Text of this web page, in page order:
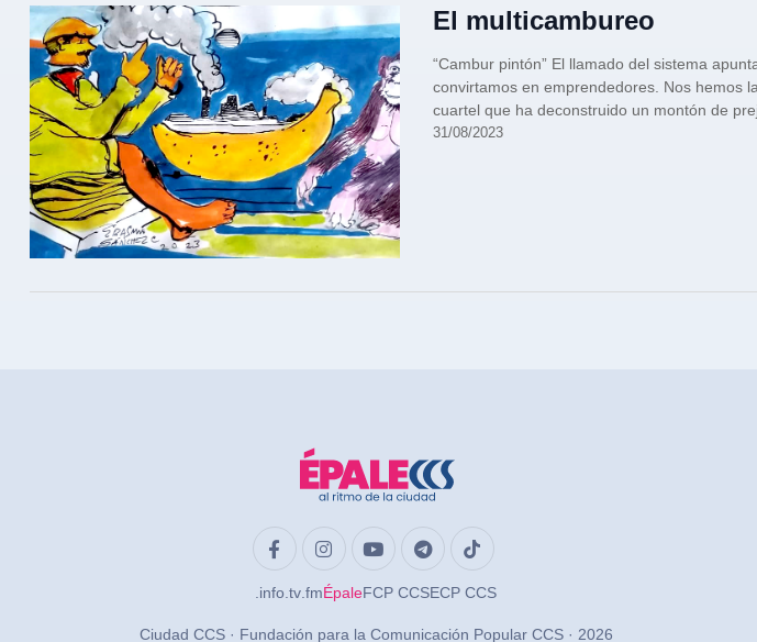
El multicambureo
“Cambur pintón” El llamado del sistema
convirtamos en emprendedores. Nos hemos
cuartel que ha deconstruido un montón de
31/08/2023
.info.tv.fmÉpaleFCP CCSECP CCS
Ciudad CCS · Fundación para la Comunicación Popular CCS · 2026